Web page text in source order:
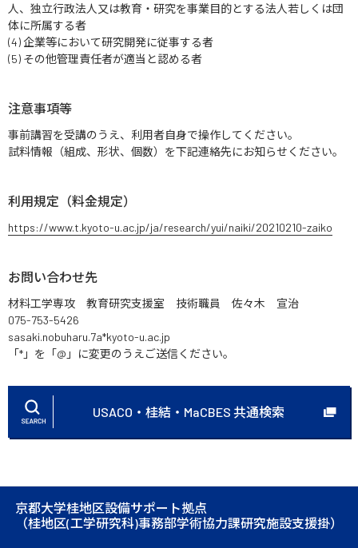
人、独立行政法人又は教育・研究を事業目的とする法人若しくは団
体に所属する者
(4) 企業等において研究開発に従事する者
(5) その他管理責任者が適当と認める者
注意事項等
事前講習を受講のうえ、利用者自身で操作してください。
試料情報（組成、形状、個数）を下記連絡先にお知らせください。
利用規定（料金規定）
https://www.t.kyoto-u.ac.jp/ja/research/yui/naiki/20210210-zaiko
お問い合わせ先
材料工学専攻 教育研究支援室 技術職員 佐々木 宣治
075-753-5426
sasaki.nobuharu.7a*kyoto-u.ac.jp
「*」を「@」に変更のうえご送信ください。
USACO・桂結・MaCBES 共通検索
京都大学桂地区設備サポート拠点
（桂地区(工学研究科)事務部学術協力課研究施設支援掛）